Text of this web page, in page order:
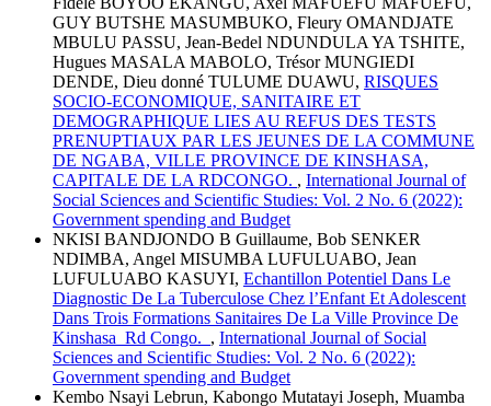
GUY BUTSHE MASUMBUKO, Fleury OMANDJATE
MBULU PASSU, Jean-Bedel NDUNDULA YA TSHITE,
Hugues MASALA MABOLO, Trésor MUNGIEDI
DENDE, Dieu donné TULUME DUAWU, RISQUES
SOCIO-ECONOMIQUE, SANITAIRE ET
DEMOGRAPHIQUE LIES AU REFUS DES TESTS
PRENUPTIAUX PAR LES JEUNES DE LA COMMUNE
DE NGABA, VILLE PROVINCE DE KINSHASA,
CAPITALE DE LA RDCONGO. , International Journal of
Social Sciences and Scientific Studies: Vol. 2 No. 6 (2022):
Government spending and Budget
NKISI BANDJONDO B Guillaume, Bob SENKER
NDIMBA, Angel MISUMBA LUFULUABO, Jean
LUFULUABO KASUYI, Echantillon Potentiel Dans Le
Diagnostic De La Tuberculose Chez l’Enfant Et Adolescent
Dans Trois Formations Sanitaires De La Ville Province De
Kinshasa Rd Congo. , International Journal of Social
Sciences and Scientific Studies: Vol. 2 No. 6 (2022):
Government spending and Budget
Kembo Nsayi Lebrun, Kabongo Mutatayi Joseph, Muamba